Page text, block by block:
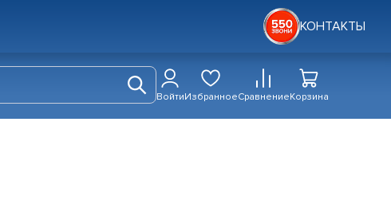
КОНТАКТЫ
ВойтиИзбранноеСравнениеКорзина